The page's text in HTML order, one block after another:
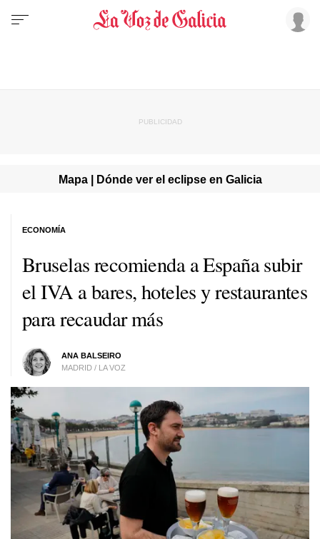
Mapa | Dónde ver el eclipse en Galicia
Bruselas recomienda a España subir
el IVA a bares, hoteles y restaurantes
para recaudar más
ANA BALSEIRO
MADRID / LA VOZ
ECONOMÍA